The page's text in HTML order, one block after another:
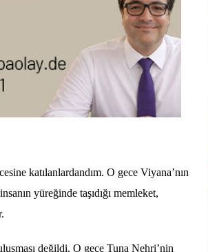
katılanlardandım. O gece Viyana’nın
yüreğinde taşıdığı memleket,
değildi. O gece Tuna Nehri’nin